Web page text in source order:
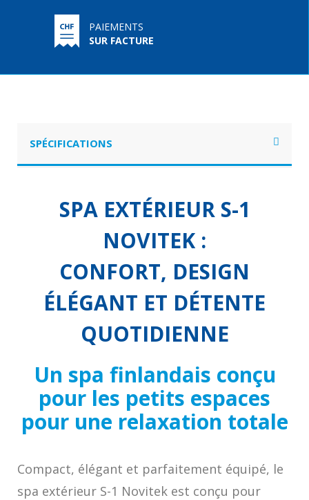
PAIEMENTS
SUR FACTURE
SPÉCIFICATIONS
SPA EXTÉRIEUR S-1
NOVITEK :
CONFORT, DESIGN
ÉLÉGANT ET DÉTENTE
QUOTIDIENNE
Un spa finlandais conçu
pour les petits espaces
pour une relaxation totale
Compact, élégant et parfaitement équipé, le
spa extérieur S-1 Novitek est conçu pour